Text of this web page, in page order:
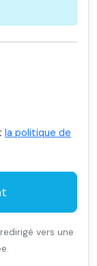
la politique de
vers une